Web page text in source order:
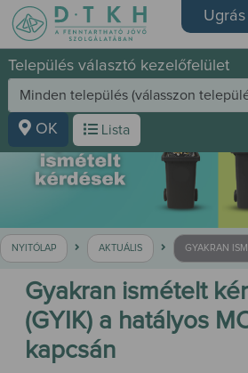
Település választó kezelőfelület
OK Lista
NYITÓLAP AKTUÁLIS GYAKRAN
Gyakran ismételt
(GYIK) a hatályos
kapcsán